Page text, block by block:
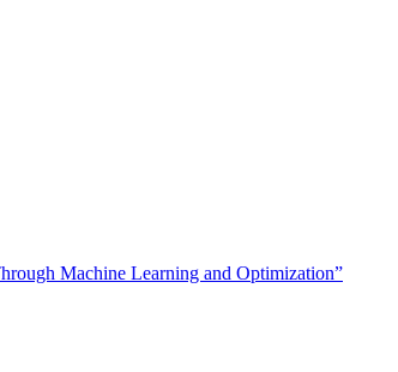
Machine Learning and Optimization”